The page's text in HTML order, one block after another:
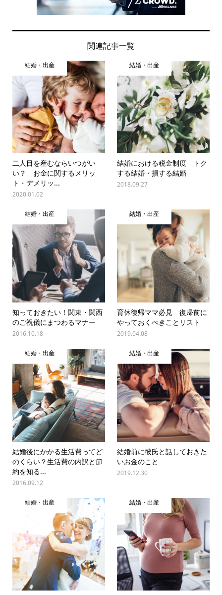
関連記事一覧
結婚・出産
二人目を産むならいつがい
い？ お金に関するメリッ
ト・デメリッ...
2020.01.02
結婚・出産
結婚における税金制度 トク
する結婚・損する結婚
2018.09.27
結婚・出産
知っておきたい！関東・関西
のご祝儀にまつわるマナー
2016.10.18
結婚・出産
育休復帰ママ必見 復帰前に
やっておくべきことリスト
2019.04.08
結婚・出産
結婚後にかかる生活費ってど
のくらい？生活費の内訳と節
約を知る...
2016.09.12
結婚・出産
結婚前に彼氏と話しておきた
いお金のこと
2019.12.30
結婚・出産 結婚・出産